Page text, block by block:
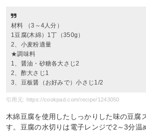
材料 （3～4人分）
1豆腐(木綿）1丁（350g）
2、小麦粉適量
★調味料
1、醤油・砂糖各大さじ2
2、酢大さじ1
3、豆板醤（お好みで）小さじ1/2
引用元: https://cookpad.com/recipe/1243050
木綿豆腐を使用したしっかりした味の豆腐
す。豆腐の水切りは電子レンジで2～3分温